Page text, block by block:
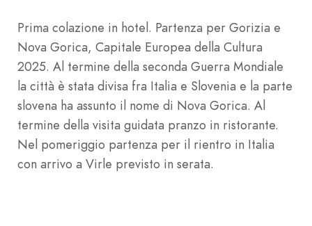
Prima colazione in hotel. Partenza per Gorizia e
Nova Gorica, Capitale Europea della Cultura
2025. Al termine della seconda Guerra Mondiale
la città è stata divisa fra Italia e Slovenia e la parte
slovena ha assunto il nome di Nova Gorica. Al
termine della visita guidata pranzo in ristorante.
Nel pomeriggio partenza per il rientro in Italia
con arrivo a Virle previsto in serata.